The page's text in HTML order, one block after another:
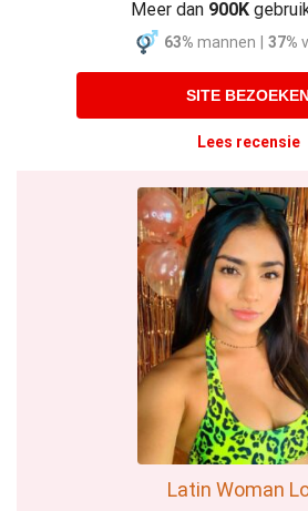
Meer dan 900K
63% mannen 37%
SITE
Lees recensie
Latin Woman